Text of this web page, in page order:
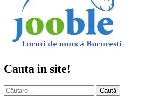
Cauta in site!
Caută
după: